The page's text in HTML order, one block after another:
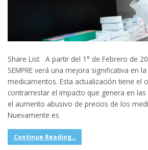
Share List A partir del 1° de Febrero de
SEMPRE verá una mejora significativa en
medicamentos. Esta actualización tiene el
contrarrestar el impacto que genera en
el aumento abusivo de precios de los
Nuevamente es
Continue Reading...